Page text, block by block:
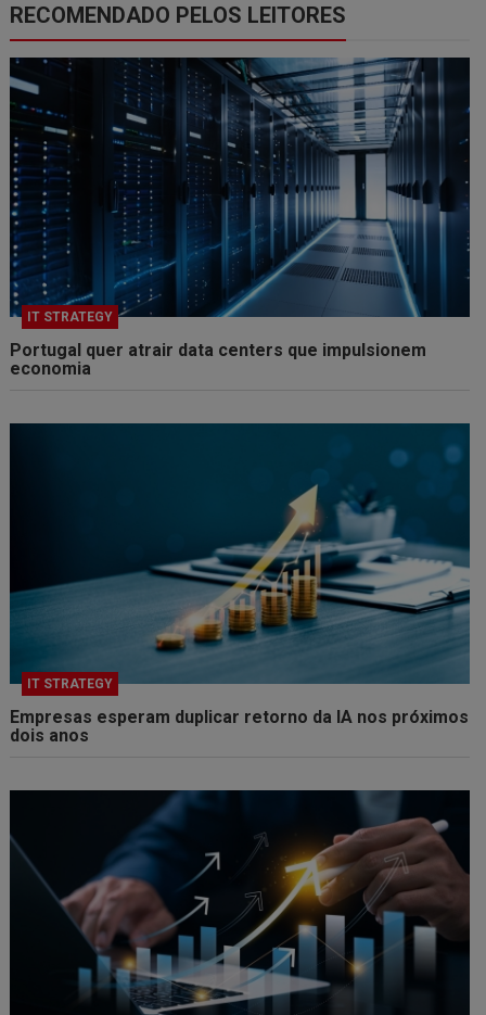
RECOMENDADO PELOS LEITORES
IT STRATEGY
Portugal quer atrair data centers que impulsionem
economia
IT STRATEGY
Empresas esperam duplicar retorno da IA nos próximos
dois anos